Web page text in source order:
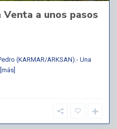
a unos pasos
(KARMAR/ARKSAN).- Una
[más]